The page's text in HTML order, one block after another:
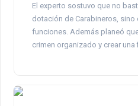
El experto sostuvo que no
dotación de Carabineros,
funciones. Además planeó
crimen organizado y crear una